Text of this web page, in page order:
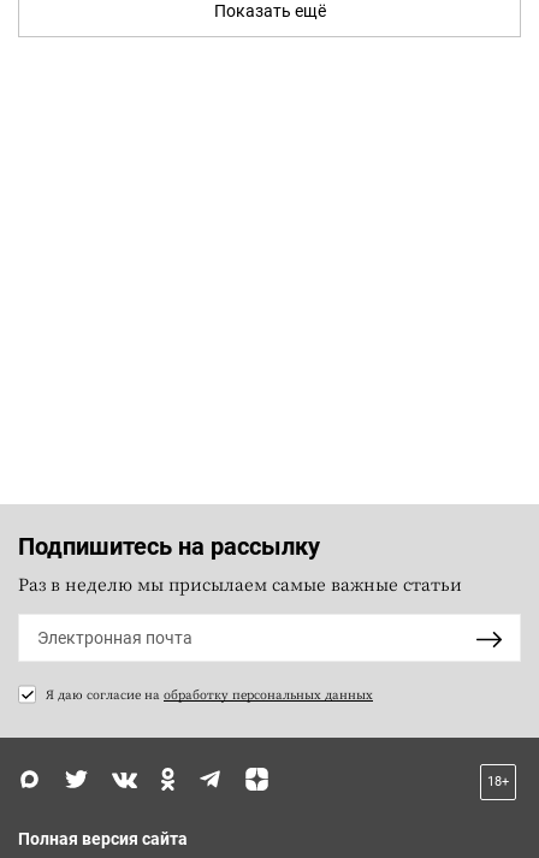
Показать ещё
Подпишитесь на рассылку
Раз в неделю мы присылаем самые важные статьи
Я даю согласие на обработку персональных данных
18+
Полная версия сайта